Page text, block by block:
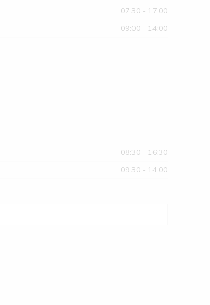
07:30 - 17:00
09:00 - 14:00
08:30 - 16:30
09:30 - 14:00